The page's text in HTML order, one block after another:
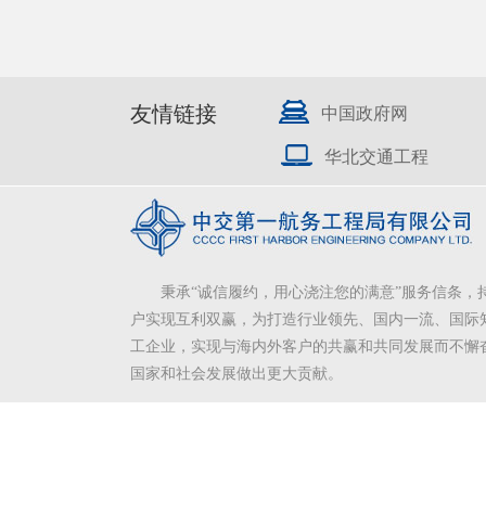
友情链接 中国政府网
华北交通工程
秉承“诚信履约，用心浇注您的满意”服务信条，
户实现互利双赢，为打造行业领先、国内一流、国际
工企业，实现与海内外客户的共赢和共同发展而不懈
国家和社会发展做出更大贡献。